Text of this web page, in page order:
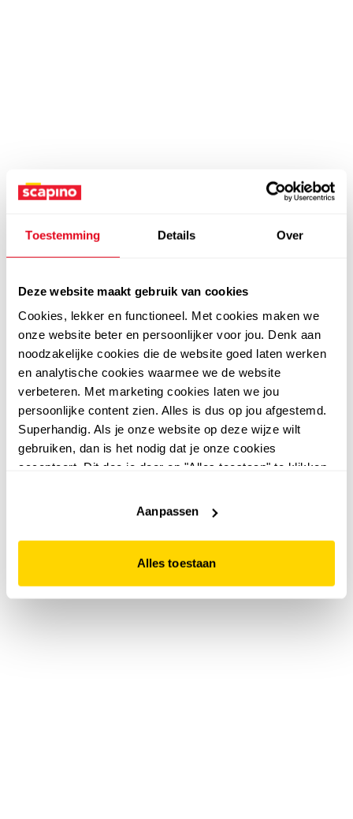
Toestemming Details Over
Deze website maakt gebruik van cookies
Cookies, lekker en functioneel. Met cookies maken we
onze website beter en persoonlijker voor jou. Denk aan
noodzakelijke cookies die de website goed laten werken
en analytische cookies waarmee we de website
verbeteren. Met marketing cookies laten we jou
persoonlijke content zien. Alles is dus op jou afgestemd.
Superhandig. Als je onze website op deze wijze wilt
gebruiken, dan is het nodig dat je onze cookies
accepteert. Dit doe je door op "Alles toestaan" te klikken.
website niet optimaal functioneert.
Aanpassen
Alles toestaan